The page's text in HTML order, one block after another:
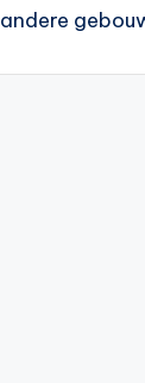
andere